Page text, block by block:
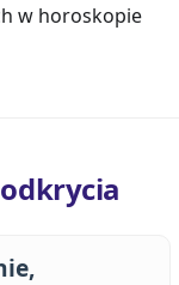
w horoskopie